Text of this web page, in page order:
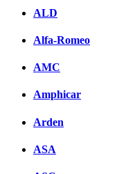
ALD
Alfa-Romeo
AMC
Amphicar
Arden
ASA